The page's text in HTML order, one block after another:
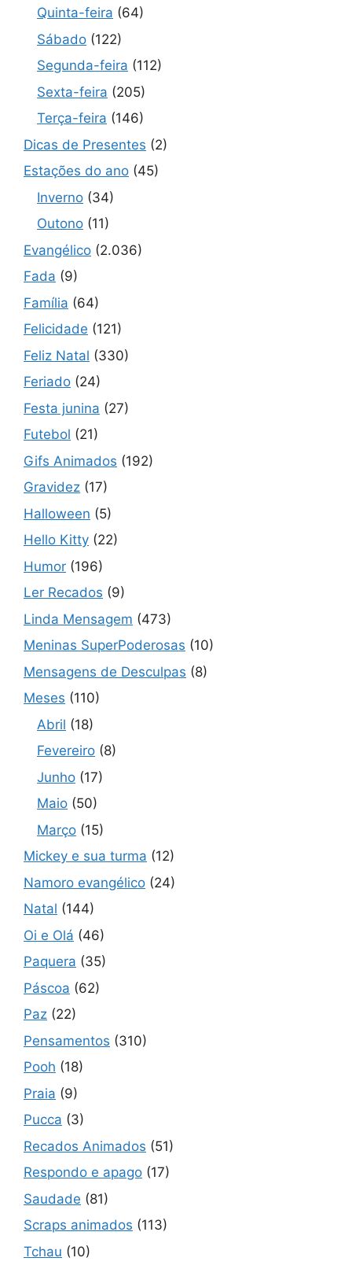
Quinta-feira (64)
Sábado (122)
Segunda-feira (112)
Sexta-feira (205)
Terça-feira (146)
Dicas de Presentes (2)
Estações do ano (45)
Inverno (34)
Outono (11)
Evangélico (2.036)
Fada (9)
Família (64)
Felicidade (121)
Feliz Natal (330)
Feriado (24)
Festa junina (27)
Futebol (21)
Gifs Animados (192)
Gravidez (17)
Halloween (5)
Hello Kitty (22)
Humor (196)
Ler Recados (9)
Linda Mensagem (473)
Meninas SuperPoderosas (10)
Mensagens de Desculpas (8)
Meses (110)
Abril (18)
Fevereiro (8)
Junho (17)
Maio (50)
Março (15)
Mickey e sua turma (12)
Namoro evangélico (24)
Natal (144)
Oi e Olá (46)
Paquera (35)
Páscoa (62)
Paz (22)
Pensamentos (310)
Pooh (18)
Praia (9)
Pucca (3)
Recados Animados (51)
Respondo e apago (17)
Saudade (81)
Scraps animados (113)
Tchau (10)